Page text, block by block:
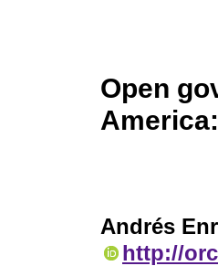
Open
Andrés
http://